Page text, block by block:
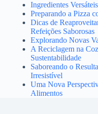
Ingredientes
Preparando a Pizza
Dicas de
Refeições Saborosas
Explorando Novas
A Reciclagem na
Sustentabilidade
Saboreando o
Irresistível
Uma Nova
Alimentos